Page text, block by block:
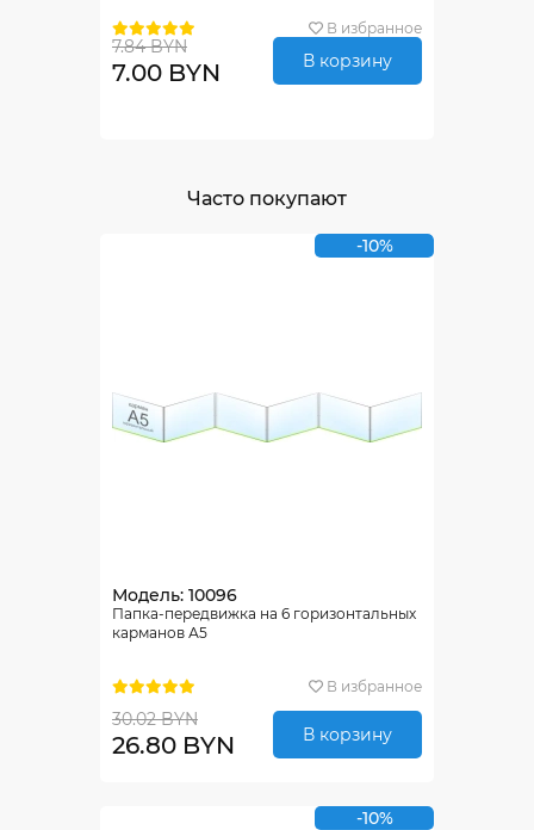
В избранное
7.84 BYN
7.00 BYN В корзину
Часто покупают
-10%
Модель: 10096
Папка-передвижка на 6 горизонтальных
карманов А5
В избранное
30.02 BYN
26.80 BYN В корзину
-10%